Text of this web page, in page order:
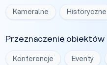
Kameralne Historyczne
Przeznaczenie obiektów
Konferencje Eventy